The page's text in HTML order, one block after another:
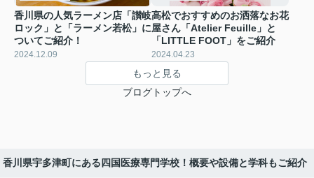
香川県の人気ラーメン店「讃岐
ロック」と「ラーメン若松」に
ついてご紹介！
2024.12.09
高松でおすすめのお洒落なお花
屋さん「Atelier Feuille」と
「LITTLE FOOT」をご紹介
2024.04.23
もっと見る
ブログトップへ
香川県宇多津町にある四国医療専門学校！概要や設備と学科もご紹介